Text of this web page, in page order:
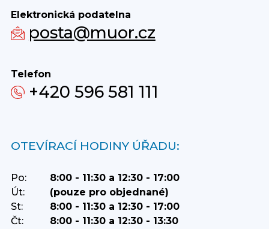
Elektronická podatelna
posta@muor.cz
Telefon
+420 596 581 111
OTEVÍRACÍ HODINY ÚŘADU:
Po:
8:00 - 11:30 a 12:30 - 17:00
Út:
(pouze pro objednané)
St:
8:00 - 11:30 a 12:30 - 17:00
Čt:
8:00 - 11:30 a 12:30 - 13:30